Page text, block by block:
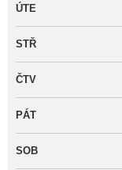
ÚTE
STŘ
ČTV
PÁT
SOB